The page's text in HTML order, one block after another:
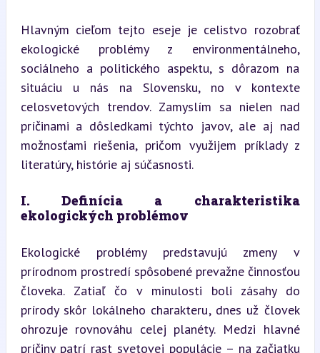
Hlavným cieľom tejto eseje je celistvo rozobrať
ekologické problémy z environmentálneho,
sociálneho a politického aspektu, s dôrazom na
situáciu u nás na Slovensku, no v kontexte
celosvetových trendov. Zamyslím sa nielen nad
príčinami a dôsledkami týchto javov, ale aj nad
možnosťami riešenia, pričom využijem príklady z
literatúry, histórie aj súčasnosti.
I. Definícia a charakteristika
ekologických problémov
Ekologické problémy predstavujú zmeny v
prírodnom prostredí spôsobené prevažne činnosťou
človeka. Zatiaľ čo v minulosti boli zásahy do
prírody skôr lokálneho charakteru, dnes už človek
ohrozuje rovnováhu celej planéty. Medzi hlavné
príčiny patrí rast svetovej populácie – na začiatku